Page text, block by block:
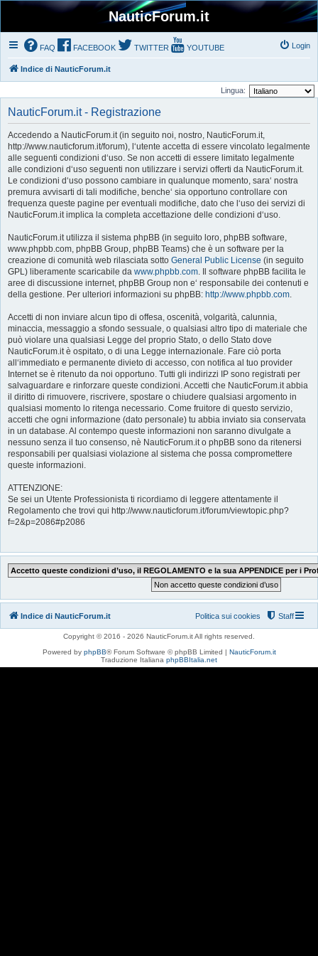
NauticForum.it
FAQ FACEBOOK TWITTER YOUTUBE Login
Indice di NauticForum.it
Lingua:
NauticForum.it - Registrazione
Accedendo a NauticForum.it (in seguito noi, nostro, NauticForum.it,
http://www.nauticforum.it/forum), l‘utente accetta di essere vincolato legalmente
alle seguenti condizioni d‘uso. Se non accetti di essere limitato legalmente
alle condizioni d‘uso seguenti non utilizzare i servizi offerti da NauticForum.it.
Le condizioni d‘uso possono cambiare in qualunque momento, sara‘ nostra
premura avvisarti di tali modifiche, benche‘ sia opportuno controllare con
frequenza queste pagine per eventuali modifiche, dato che l‘uso dei servizi di
NauticForum.it implica la completa accettazione delle condizioni d‘uso.
NauticForum.it utilizza il sistema phpBB (in seguito loro, phpBB software,
www.phpbb.com, phpBB Group, phpBB Teams) che è un software per la
creazione di comunità web rilasciata sotto General Public License (in seguito
GPL) liberamente scaricabile da www.phpbb.com. Il software phpBB facilita le
aree di discussione internet, phpBB Group non e‘ responsabile dei contenuti e
della gestione. Per ulteriori informazioni su phpBB: http://www.phpbb.com.
Accetti di non inviare alcun tipo di offesa, oscenità, volgarità, calunnia,
minaccia, messaggio a sfondo sessuale, o qualsiasi altro tipo di materiale che
può violare una qualsiasi Legge del proprio Stato, o dello Stato dove
NauticForum.it è ospitato, o di una Legge internazionale. Fare ciò porta
all‘immediato e permanente divieto di accesso, con notifica al tuo provider
Internet se è ritenuto da noi opportuno. Tutti gli indirizzi IP sono registrati per
salvaguardare e rinforzare queste condizioni. Accetti che NauticForum.it abbia
il diritto di rimuovere, riscrivere, spostare o chiudere qualsiasi argomento in
qualsiasi momento lo ritenga necessario. Come fruitore di questo servizio,
accetti che ogni informazione (dato personale) tu abbia inviato sia conservata
in un database. Al contempo queste informazioni non saranno divulgate a
nessuno senza il tuo consenso, nè NauticForum.it o phpBB sono da ritenersi
responsabili per qualsiasi violazione al sistema che possa compromettere
queste informazioni.
ATTENZIONE:
Se sei un Utente Professionista ti ricordiamo di leggere attentamente il
Regolamento che trovi qui http://www.nauticforum.it/forum/viewtopic.php?
f=2&p=2086#p2086
Indice di NauticForum.it Staff
Politica sui cookies
Copyright © 2016 - 2026 NauticForum.it All rights reserved.
Powered by phpBB® Forum Software © phpBB Limited | NauticForum.it
Traduzione Italiana phpBBItalia.net